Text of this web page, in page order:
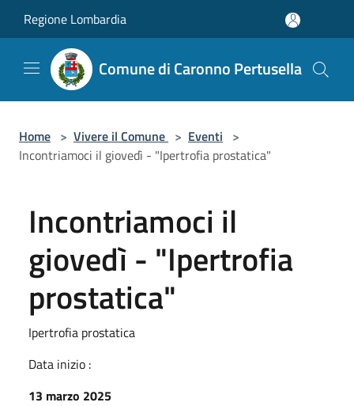
Regione Lombardia
Comune di Caronno Pertusella
Home > Vivere il Comune > Eventi >
Incontriamoci il giovedì - "Ipertrofia prostatica"
Incontriamoci il
giovedì - "Ipertrofia
prostatica"
Ipertrofia prostatica
Data inizio :
13 marzo 2025